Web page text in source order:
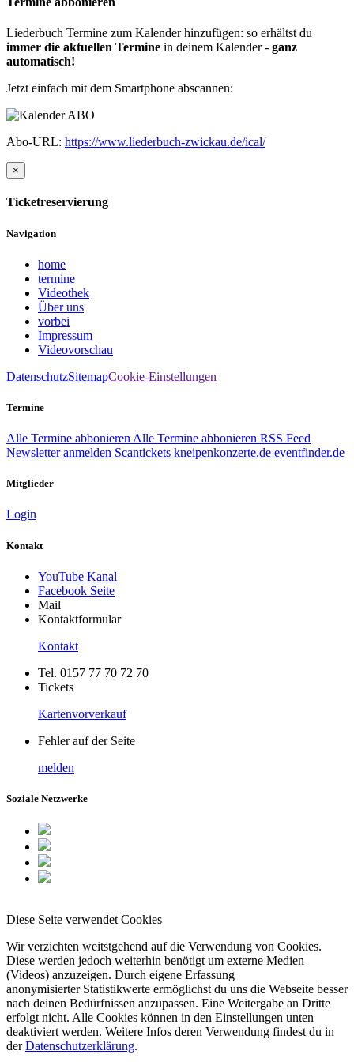
Liederbuch Termine zum Kalender hinzufügen: so erhältst du
immer die aktuellen Termine in deinem Kalender - ganz
automatisch!
Jetzt einfach mit dem Smartphone abscannen:
Abo-URL: https://www.liederbuch-zwickau.de/ical/
×
Ticketreservierung
Navigation
home
termine
Videothek
Über uns
vorbei
Impressum
Videovorschau
DatenschutzSitemapCookie-Einstellungen
Termine
Alle Termine abbonieren Alle Termine abbonieren RSS Feed
Newsletter anmelden Scantickets kneipenkonzerte.de eventfinder.de
Mitglieder
Login
Kontakt
YouTube Kanal
Facebook Seite
Mail
Kontaktformular
Kontakt
Tel. 0157 77 70 72 70
Tickets
Kartenvorverkauf
Fehler auf der Seite
melden
Soziale Netzwerke
Diese Seite verwendet Cookies
Wir verzichten weitstgehend auf die Verwendung von Cookies.
Diese werden jedoch weiterhin benötigt um externe Medien
(Videos) anzuzeigen. Durch eigene Erfassung
anonymisierter Statistikwerte ermöglichst du uns die Webseite besser
nach deinen Bedürfnissen anzupassen. Eine Weitergabe an Dritte
erfolgt nicht. Alle Cookies können in den Einstellungen unten
deaktiviert werden. Weitere Infos deren Verwendung findest du in
derDatenschutzerklärung.